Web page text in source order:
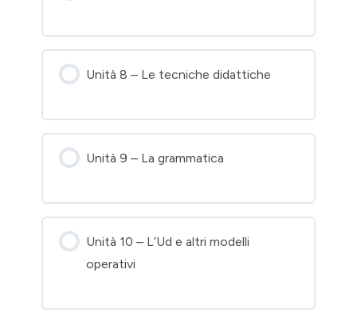
Unità 8 – Le tecniche didattiche
Unità 9 – La grammatica
Unità 10 – L’Ud e altri modelli
operativi